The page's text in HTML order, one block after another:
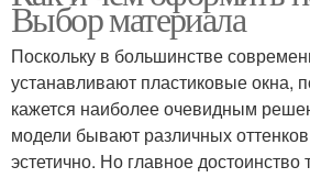
Выбор материала
Поскольку в большинстве
устанавливают пластиковые окна,
кажется наиболее очевидным
модели бывают различных
эстетично. Но главное достоинство